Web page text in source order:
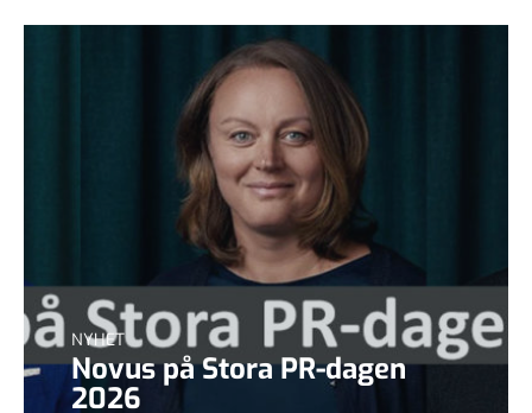
NYHET
Novus på Stora PR-dagen
2026